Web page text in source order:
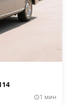
1 мин